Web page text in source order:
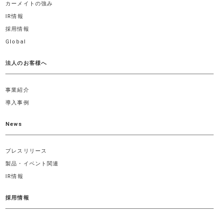
カーメイトの強み
IR情報
採用情報
Global
法人のお客様へ
事業紹介
導入事例
News
プレスリリース
製品・イベント関連
IR情報
採用情報